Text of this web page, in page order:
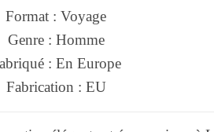
Format : Voyage
Genre : Homme
: En Europe
Fabrication : EU